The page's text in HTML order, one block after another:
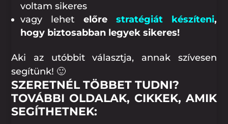
voltam sikeres
vagy lehet előre stratégiát készíteni,
hogy biztosabban legyek sikeres!
Aki az utóbbit választja, annak szívesen
segítünk! 🙂
SZERETNÉL TÖBBET TUDNI?
TOVÁBBI OLDALAK, CIKKEK, AMIK
SEGÍTHETNEK: